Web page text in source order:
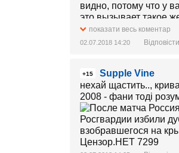
видно, потому что у
это вызывает такое
можшь не вспоминать
разницы-то нету… Ну
Ровно те же
совершенно
Дело не в Путине. Не
политики - спорт,
показати весь коментар
02.07.2018 14:20 Відповісти
+15
Supple Vine
нехай щастить..,
2008 - фани тоді